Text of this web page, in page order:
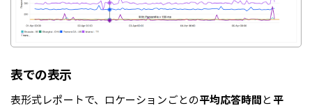
表での表示
表形式レポートで、ロケーションごとの平均応答時間と平